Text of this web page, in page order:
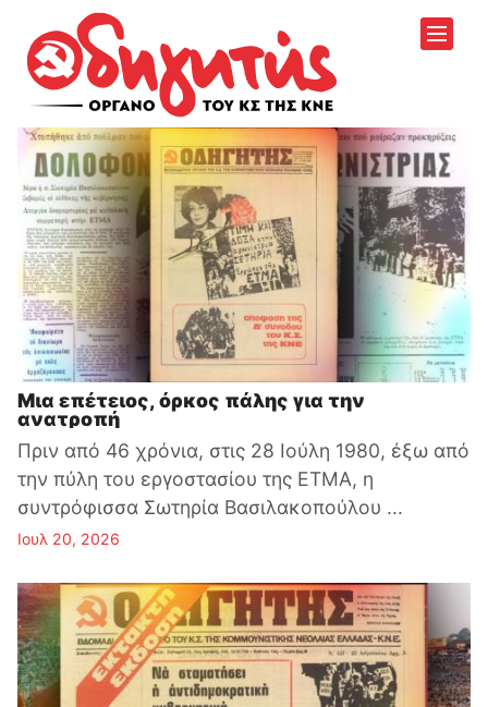
Μια επέτειος, όρκος πάλης για την
ανατροπή
Πριν από 46 χρόνια, στις 28 Ιούλη 1980, έξω από
την πύλη του εργοστασίου της ΕΤΜΑ, η
συντρόφισσα Σωτηρία Βασιλακοπούλου ...
Ιουλ 20, 2026